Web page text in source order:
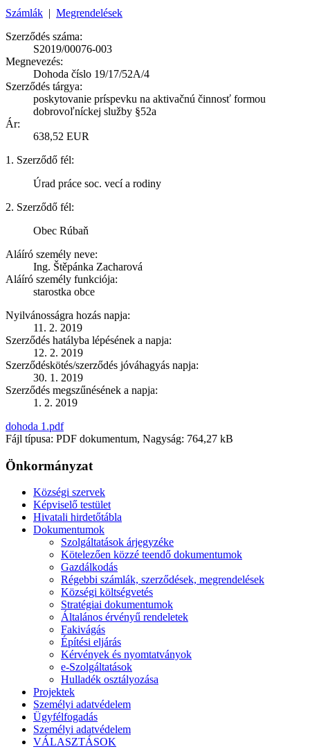
Számlák | Megrendelések
Szerződés száma:
S2019/00076-003
Megnevezés:
Dohoda číslo 19/17/52A/4
Szerződés tárgya:
poskytovanie príspevku na aktivačnú činnosť formou
dobrovoľníckej služby §52a
Ár:
638,52 EUR
1. Szerződő fél:
Úrad práce soc. vecí a rodiny
2. Szerződő fél:
Obec Rúbaň
Aláíró személy neve:
Ing. Štěpánka Zacharová
Aláíró személy funkciója:
starostka obce
Nyilvánosságra hozás napja:
11. 2. 2019
Szerződés hatályba lépésének a napja:
12. 2. 2019
Szerződéskötés/szerződés jóváhagyás napja:
30. 1. 2019
Szerződés megszűnésének a napja:
1. 2. 2019
dohoda 1.pdf
Fájl típusa: PDF dokumentum, Nagyság: 764,27 kB
Önkormányzat
Községi szervek
Képviselő testület
Hivatali hirdetőtábla
Dokumentumok
Szolgáltatások árjegyzéke
Kötelezően közzé teendő dokumentumok
Gazdálkodás
Régebbi számlák, szerződések, megrendelések
Községi költségvetés
Stratégiai dokumentumok
Általános érvényű rendeletek
Fakivágás
Építési eljárás
Kérvények és nyomtatványok
e-Szolgáltatások
Hulladék osztályozása
Projektek
Személyi adatvédelem
Ügyfélfogadás
Személyi adatvédelem
VÁLASZTÁSOK